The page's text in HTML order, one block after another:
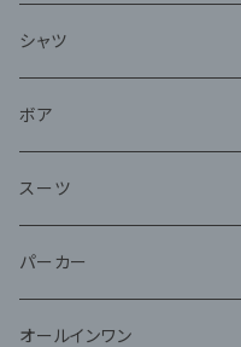
シャツ
ボア
スーツ
パーカー
オールインワン